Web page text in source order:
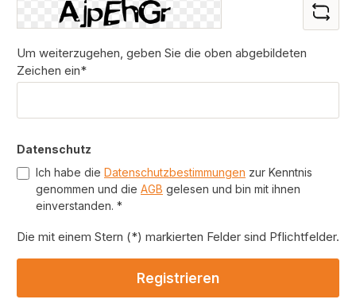
Um weiterzugehen, geben Sie die oben abgebildeten
Zeichen ein*
Datenschutz
Ich habe die Datenschutzbestimmungen zur Kenntnis
genommen und die AGB gelesen und bin mit ihnen
einverstanden. *
Die mit einem Stern (*) markierten Felder sind Pflichtfelder.
Registrieren